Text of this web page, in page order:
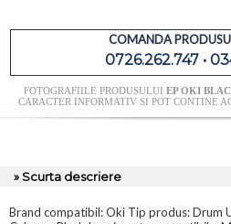
COMANDA
0726.262.747 •
FOTOGRAFIILE PRODUSULUI EP OKI
CARACTER INFORMATIV SI POT CONTINE
» Scurta descriere
Brand compatibil: Oki Tip produs: Drum